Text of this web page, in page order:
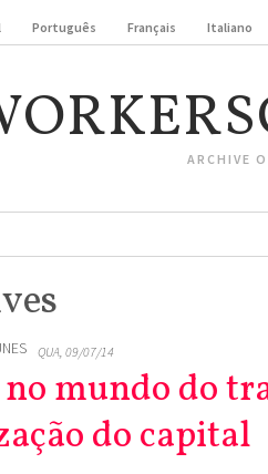
Português Français Italiano
ARCHIVE
QUA, 09/07/14
mundo do
do capital